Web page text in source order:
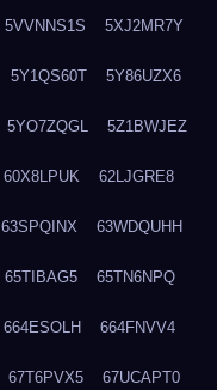
5VVNNS1S 5XJ2MR7Y
5Y1QS60T 5Y86UZX6
5YO7ZQGL 5Z1BWJEZ
60X8LPUK 62LJGRE8
63SPQINX 63WDQUHH
65TIBAG5 65TN6NPQ
664ESOLH 664FNVV4
67T6PVX5 67UCAPT0